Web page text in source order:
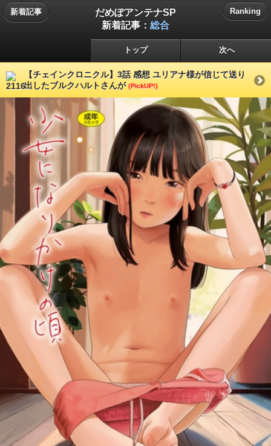
新着記事
だめぽアンテナSP
新着記事： 総合
Ranking
トップ 次へ
【チェインクロニクル】3話 感想 ユリアナ様が信じて送り
出したブルクハルトさんが (PickUP!)